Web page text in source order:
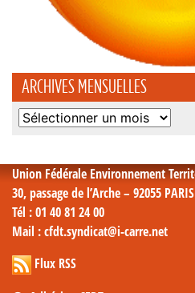
ARCHIVES MENSUELLES
Archives
Union Fédérale Environnement
30, passage de l’Arche – 92055 PARIS
Tél : 01 40 81 24 00
Mail : cfdt.syndicat@i-carre.net
Flux RSS